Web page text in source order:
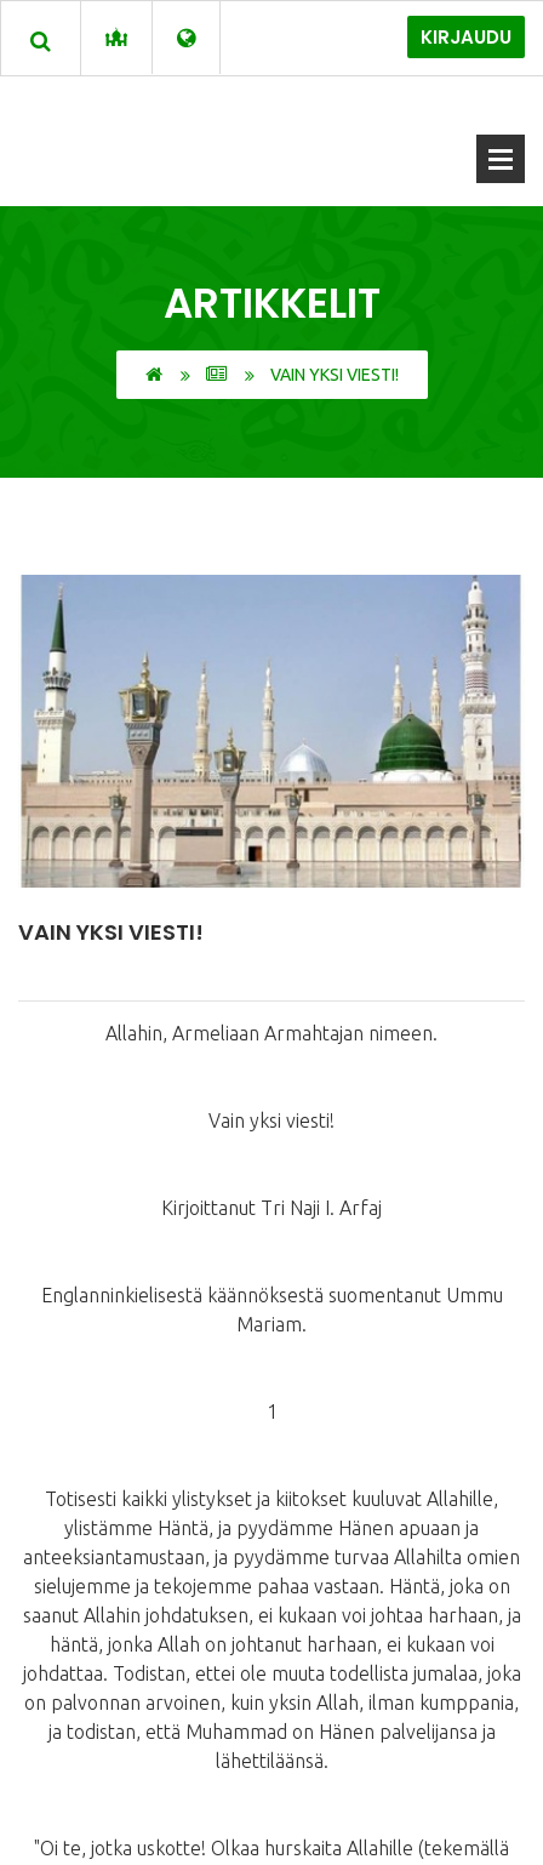
KIRJAUDU
ARTIKKELIT
VAIN YKSI VIESTI!
VAIN YKSI VIESTI!
Allahin, Armeliaan Armahtajan nimeen.
Vain yksi viesti!
Kirjoittanut Tri Naji I. Arfaj
Englanninkielisestä käännöksestä suomentanut Ummu
Mariam.
1
Totisesti kaikki ylistykset ja kiitokset kuuluvat Allahille,
ylistämme Häntä, ja pyydämme Hänen apuaan ja
anteeksiantamustaan, ja pyydämme turvaa Allahilta omien
sielujemme ja tekojemme pahaa vastaan. Häntä, joka on
saanut Allahin johdatuksen, ei kukaan voi johtaa harhaan, ja
häntä, jonka Allah on johtanut harhaan, ei kukaan voi
johdattaa. Todistan, ettei ole muuta todellista jumalaa, joka
on palvonnan arvoinen, kuin yksin Allah, ilman kumppania,
ja todistan, että Muhammad on Hänen palvelijansa ja
lähettiläänsä.
"Oi te, jotka uskotte! Olkaa hurskaita Allahille (tekemällä